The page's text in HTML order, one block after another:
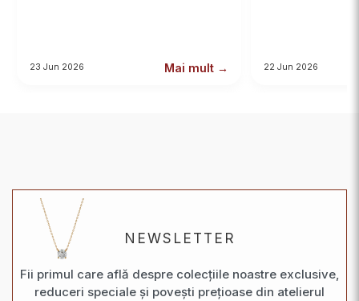
23 Jun 2026 Mai mult → 22 Jun 2026
NEWSLETTER
Fii primul care află despre colecțiile noastre exclusive,
reduceri speciale și povești prețioase din atelierul